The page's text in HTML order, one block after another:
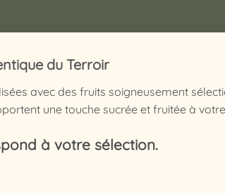
du Terroir
avec des fruits soigneusement
une touche sucrée et fruitée à
à votre sélection.